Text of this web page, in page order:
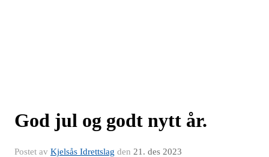
God jul og godt nytt år.
Postet av Kjelsås Idrettslag den 21. des 2023